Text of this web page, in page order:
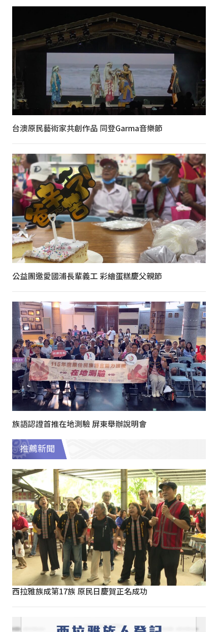
台澳原民藝術家共創作品 同登Garma音樂節
公益團邀愛國浦長輩義工 彩繪蛋糕慶父親節
族語認證首推在地測驗 屏東舉辦說明會
推薦新聞
西拉雅族成第17族 原民日慶賀正名成功